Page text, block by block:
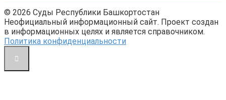
© 2026 Суды Республики Башкортостан
Неофициальный информационный сайт. Проект создан
в информационных целях и является справочником.
Политика конфиденциальности